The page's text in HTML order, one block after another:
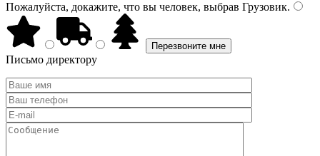
Пожалуйста, докажите, что вы человек, выбрав Грузовик.
Письмо директору